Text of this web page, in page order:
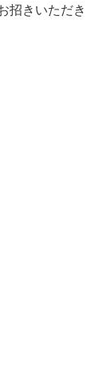
招きいただき